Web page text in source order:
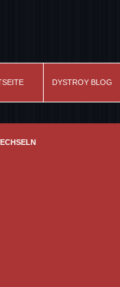
DYSTROY BLOG